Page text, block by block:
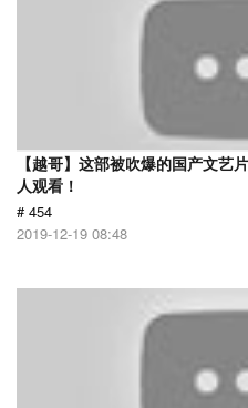
【越哥】这部被吹爆的国产文艺
人观看！
# 454
2019-12-19 08:48